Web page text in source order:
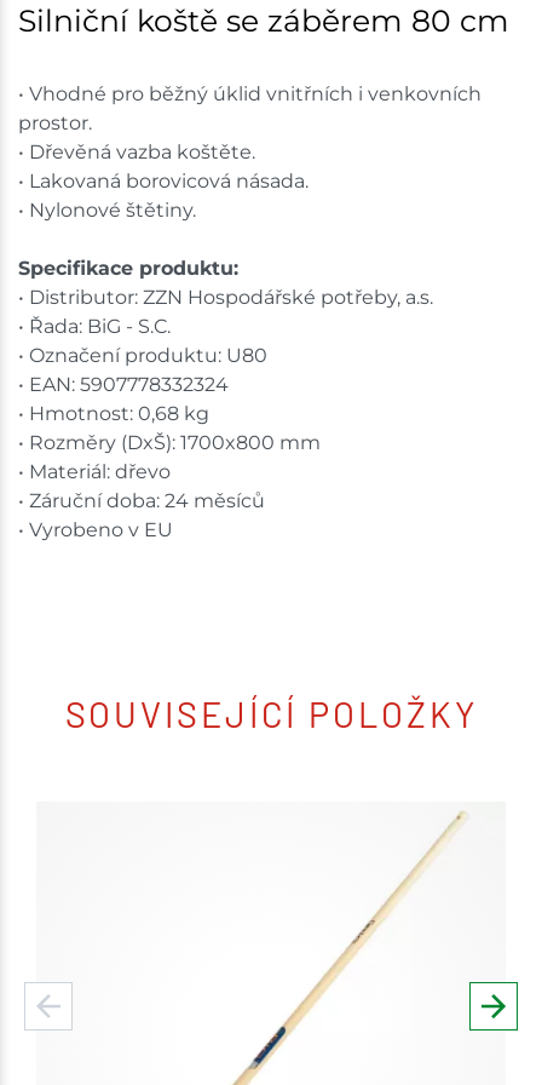
Skladem na prodejně - doručení do 7 dnů
Mohelnice
Skladem na prodejně - doručení do 7 dnů
Nové Město
Skladem na prodejně - doručení do 7 dnů
Velká Bíteš
Skladem na prodejně - doručení do 7 dnů
Skladové množství na prodejnách je pouze orientační.
Ceny na prodejnách se mohou lišit od cen na e-
shopu.
Silniční koště se záběrem 80 cm
• Vhodné pro běžný úklid vnitřních i venkovních
prostor.
• Dřevěná vazba koštěte.
• Lakovaná borovicová násada.
• Nylonové štětiny.
Specifikace produktu:
• Distributor: ZZN Hospodářské potřeby, a.s.
• Řada: BiG - S.C.
• Označení produktu: U80
• EAN: 5907778332324
• Hmotnost: 0,68 kg
• Rozměry (DxŠ): 1700x800 mm
• Materiál: dřevo
• Záruční doba: 24 měsíců
• Vyrobeno v EU
SOUVISEJÍCÍ POLOŽKY